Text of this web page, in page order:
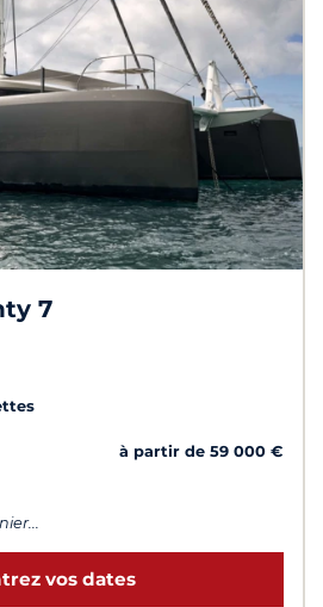
7
à partir de 59 000 €
vos dates